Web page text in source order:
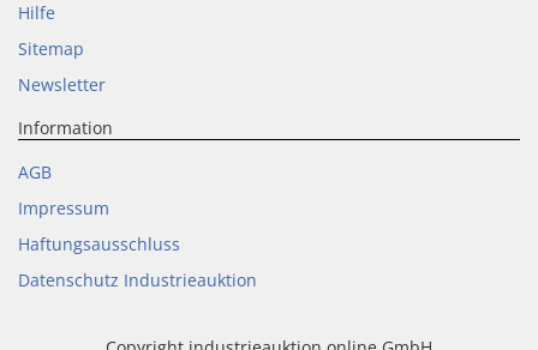
Hilfe
Sitemap
Newsletter
Information
AGB
Impressum
Haftungsausschluss
Datenschutz Industrieauktion